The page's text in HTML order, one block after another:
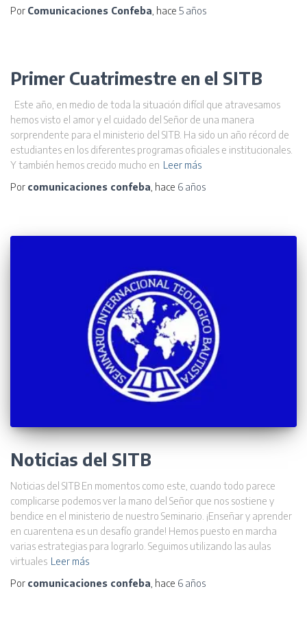
Por Comunicaciones Confeba , hace 5 años
Primer Cuatrimestre en el SITB
Este año, en medio de toda la situación difícil que atravesamos
hemos visto el amor y el cuidado del Señor de una manera
sorprendente para el ministerio del SITB. Ha sido un año récord de
estudiantes en los diferentes programas oficiales e institucionales.
Y también hemos crecido mucho en Leer más
Por comunicaciones confeba , hace 6 años
Noticias del SITB
Noticias del SITB En momentos como este, cuando todo parece
complicarse podemos ver la mano del Señor que nos sostiene y
bendice en el ministerio de nuestro Seminario. ¡Enseñar y aprender
en cuarentena es un desafío grande! Hemos puesto en marcha
varias estrategias para lograrlo. Seguimos utilizando las aulas
virtuales Leer más
Por comunicaciones confeba , hace 6 años